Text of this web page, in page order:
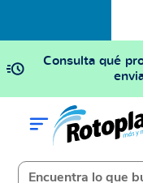
Consulta qué